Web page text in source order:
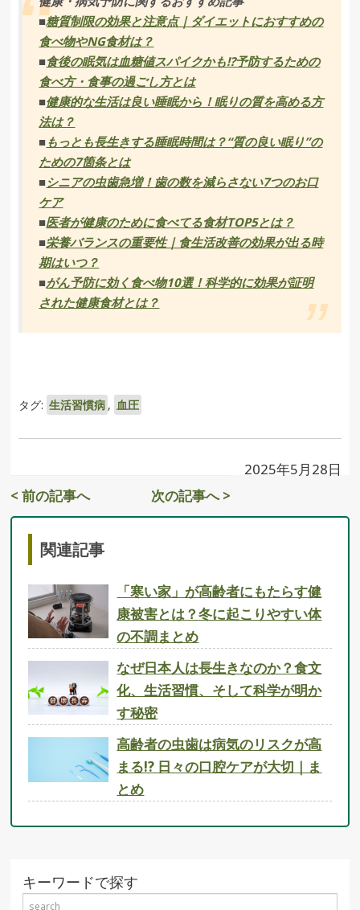
■糖質制限の効果と注意点｜ダイエットにおすすめの
食べ物やNG食材は？
■食後の眠気は血糖値スパイクかも!?予防するための
食べ方・食事の過ごし方とは
■健康的な生活は良い睡眠から！眠りの質を高める方
法は？
■もっとも長生きする睡眠時間は？“質の良い眠り”の
ための7箇条とは
■シニアの虫歯急増！歯の数を減らさない7つのお口
ケア
■医者が健康のために食べてる食材TOP5とは？
■栄養バランスの重要性｜食生活改善の効果が出る時
期はいつ？
■がん予防に効く食べ物10選！科学的に効果が証明
された健康食材とは？
タグ: 生活習慣病 , 血圧
2025年5月28日
< 前の記事へ
次の記事へ >
関連記事
「寒い家」が高齢者にもたらす健
康被害とは？冬に起こりやすい体
の不調まとめ
なぜ日本人は長生きなのか？食文
化、生活習慣、そして科学が明か
す秘密
高齢者の虫歯は病気のリスクが高
まる!? 日々の口腔ケアが大切｜ま
とめ
キーワードで探す